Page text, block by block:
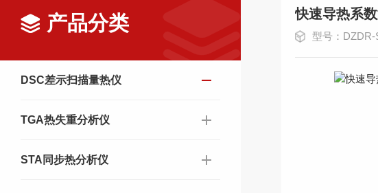
产品分类
DSC差示扫描量热仪
TGA热失重分析仪
STA同步热分析仪
快速导热系
型号：DZDR-